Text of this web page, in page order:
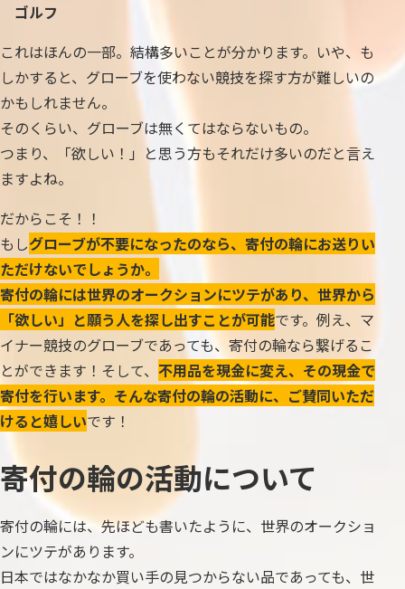
ゴルフ
これはほんの一部。結構多いことが分かります。いや、も
しかすると、グローブを使わない競技を探す方が難しいの
かもしれません。
そのくらい、グローブは無くてはならないもの。
つまり、「欲しい！」と思う方もそれだけ多いのだと言え
ますよね。
だからこそ！！
もしグローブが不要になったのなら、寄付の輪にお送りい
ただけないでしょうか。
寄付の輪には世界のオークションにツテがあり、世界から
「欲しい」と願う人を探し出すことが可能です。例え、マ
イナー競技のグローブであっても、寄付の輪なら繋げるこ
とができます！そして、 不用品を現金に変え、その現金で
寄付を行います。そんな寄付の輪の活動に、ご賛同いただ
けると嬉しいです！
寄付の輪の活動について
寄付の輪には、先ほども書いたように、世界のオークショ
ンにツテがあります。
日本ではなかなか買い手の見つからない品であっても、世